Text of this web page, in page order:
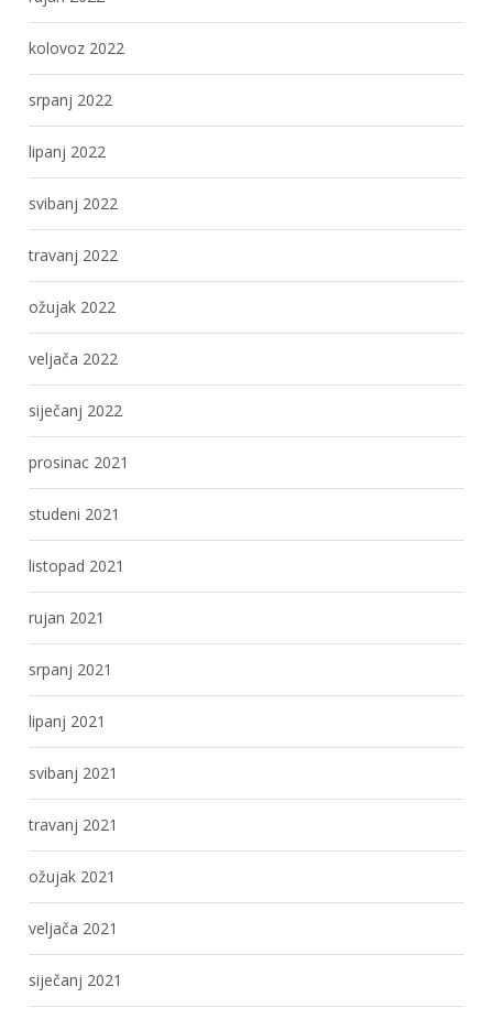
kolovoz 2022
srpanj 2022
lipanj 2022
svibanj 2022
travanj 2022
ožujak 2022
veljača 2022
siječanj 2022
prosinac 2021
studeni 2021
listopad 2021
rujan 2021
srpanj 2021
lipanj 2021
svibanj 2021
travanj 2021
ožujak 2021
veljača 2021
siječanj 2021